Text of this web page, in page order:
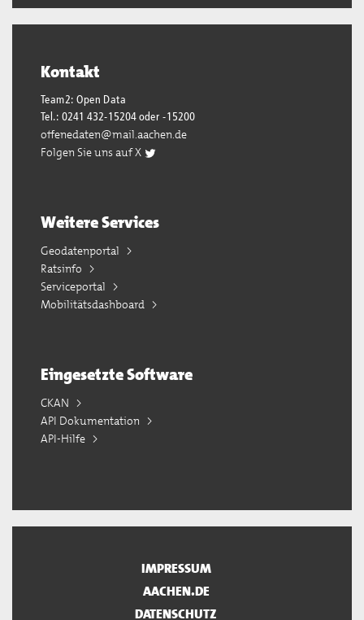
Kontakt
Team2: Open Data
Tel.: 0241 432-15204 oder -15200
offenedaten@mail.aachen.de
Folgen Sie uns auf X
Weitere Services
Geodatenportal
Ratsinfo
Serviceportal
Mobilitätsdashboard
Eingesetzte Software
CKAN
API Dokumentation
API-Hilfe
IMPRESSUM
AACHEN.DE
DATENSCHUTZ